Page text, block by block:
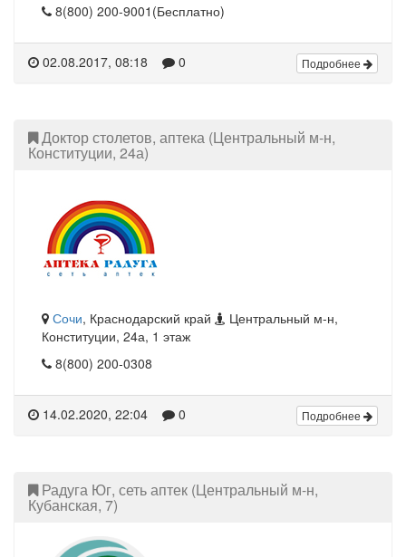
8(800) 200-9001(Бесплатно)
02.08.2017, 08:18 0 Подробнее
Доктор столетов, аптека (Центральный м-н,
Конституции, 24а)
Сочи, Краснодарский край
Центральный м-н,
Конституции, 24а, 1 этаж
8(800) 200-0308
14.02.2020, 22:04 0 Подробнее
Радуга Юг, сеть аптек (Центральный м-н,
Кубанская, 7)